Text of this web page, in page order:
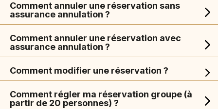
Comment annuler une réservation sans
assurance annulation ?
Comment annuler une réservation avec
assurance annulation ?
Comment modifier une réservation ?
Comment régler ma réservation groupe (à
partir de 20 personnes) ?